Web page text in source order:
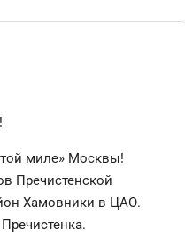
миле» Москвы!
Пречистенской
Хамовники в ЦАО.